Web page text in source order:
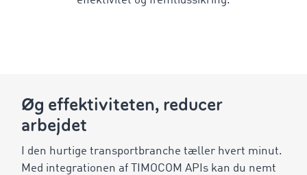
Øg effektiviteten, reducer
arbejdet
I den hurtige transportbranche tæller hvert minut.
Med integrationen af TIMOCOM APIs kan du nemt